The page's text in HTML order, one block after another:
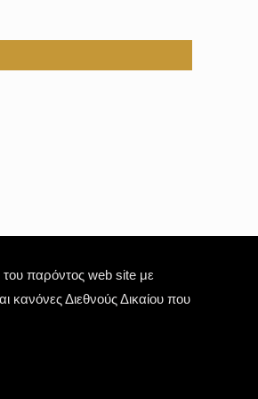
παρόντος web site με
Διεθνούς Δικαίου που